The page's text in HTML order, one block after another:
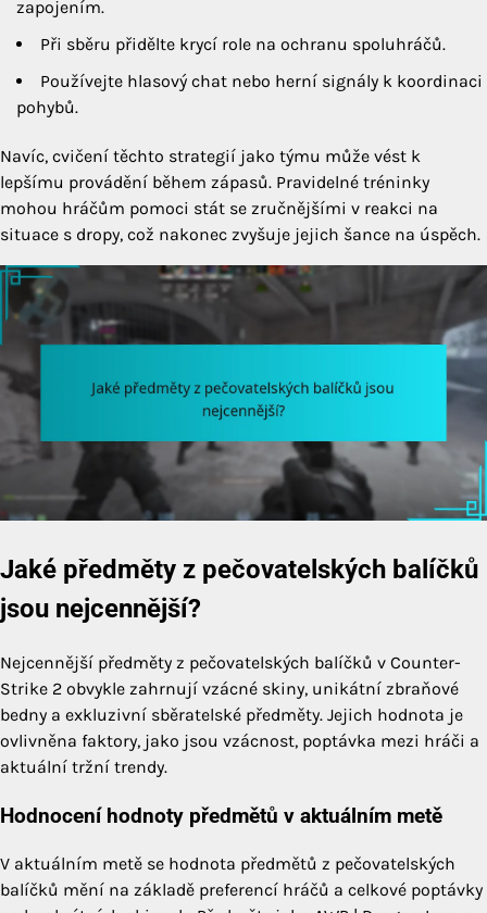
zapojením.
Při sběru přidělte krycí role na ochranu spoluhráčů.
Používejte hlasový chat nebo herní signály k koordinaci
pohybů.
Navíc, cvičení těchto strategií jako týmu může vést k
lepšímu provádění během zápasů. Pravidelné tréninky
mohou hráčům pomoci stát se zručnějšími v reakci na
situace s dropy, což nakonec zvyšuje jejich šance na úspěch.
Jaké předměty z pečovatelských balíčků
jsou nejcennější?
Nejcennější předměty z pečovatelských balíčků v Counter-
Strike 2 obvykle zahrnují vzácné skiny, unikátní zbraňové
bedny a exkluzivní sběratelské předměty. Jejich hodnota je
ovlivněna faktory, jako jsou vzácnost, poptávka mezi hráči a
aktuální tržní trendy.
Hodnocení hodnoty předmětů v aktuálním metě
V aktuálním metě se hodnota předmětů z pečovatelských
balíčků mění na základě preferencí hráčů a celkové poptávky